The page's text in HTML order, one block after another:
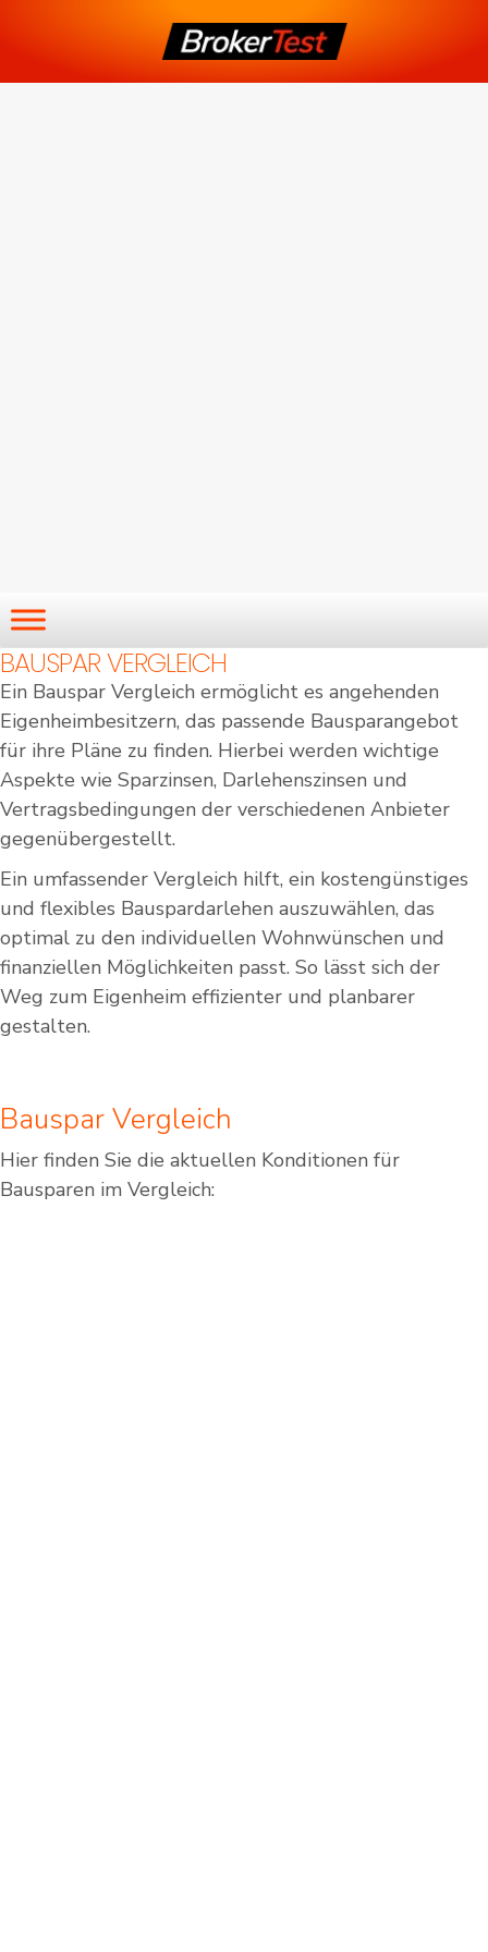
BAUSPAR VERGLEICH
Ein Bauspar Vergleich ermöglicht es angehenden
Eigenheimbesitzern, das passende Bausparangebot
für ihre Pläne zu finden. Hierbei werden wichtige
Aspekte wie Sparzinsen, Darlehenszinsen und
Vertragsbedingungen der verschiedenen Anbieter
gegenübergestellt.
Ein umfassender Vergleich hilft, ein kostengünstiges
und flexibles Bauspardarlehen auszuwählen, das
optimal zu den individuellen Wohnwünschen und
finanziellen Möglichkeiten passt. So lässt sich der
Weg zum Eigenheim effizienter und planbarer
gestalten.
Bauspar Vergleich
Hier finden Sie die aktuellen Konditionen für
Bausparen im Vergleich: